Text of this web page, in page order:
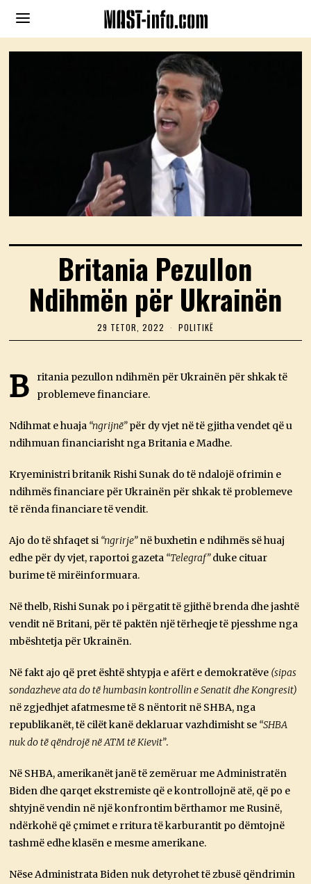
Britania Pezullon
Ndihmën për Ukrainën
29 TETOR, 2022
9
T
O
0
2
2
POLITIKË
B
ritania pezullon ndihmën për Ukrainën për shkak të
problemeve financiare.
Ndihmat e huaja “ngrijnë”për dy vjet në të gjitha vendet që u
ndihmuan financiarisht nga Britania e Madhe.
Kryeministri britanik Rishi Sunak do të ndalojë ofrimin e
ndihmës financiare për Ukrainën për shkak të problemeve
të rënda financiare të vendit.
Ajo do të shfaqet si “ngrirje”në buxhetin e ndihmës së huaj
edhe për dy vjet, raportoi gazeta “Telegraf”duke cituar
burime të mirëinformuara.
Në thelb, Rishi Sunak po i përgatit të gjithë brenda dhe jashtë
vendit në Britani, për të paktën një tërheqje të pjesshme nga
mbështetja për Ukrainën.
Në fakt ajo që pret është shtypja e afërt e demokratëve (sipas
sondazheve ata do të humbasin kontrollin e Senatit dhe Kongresit)
në zgjedhjet afatmesme të 8 nëntorit në SHBA, nga
republikanët, të cilët kanë deklaruar vazhdimisht se “SHBA
nuk do të qëndrojë në ATM të Kievit”.
Në SHBA, amerikanët janë të zemëruar me Administratën
Biden dhe qarqet ekstremiste që e kontrollojnë atë, që po e
shtyjnë vendin në një konfrontim bërthamor me Rusinë,
ndërkohë që çmimet e rritura të karburantit po dëmtojnë
tashmë edhe klasën e mesme amerikane.
Nëse Administrata Biden nuk detyrohet të zbusë qëndrimin